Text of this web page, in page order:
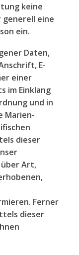
keine
generell eine
ein.
Daten,
E-
einer
im Einklang
und in
Marien-
dieser
Art,
Ferner
dieser